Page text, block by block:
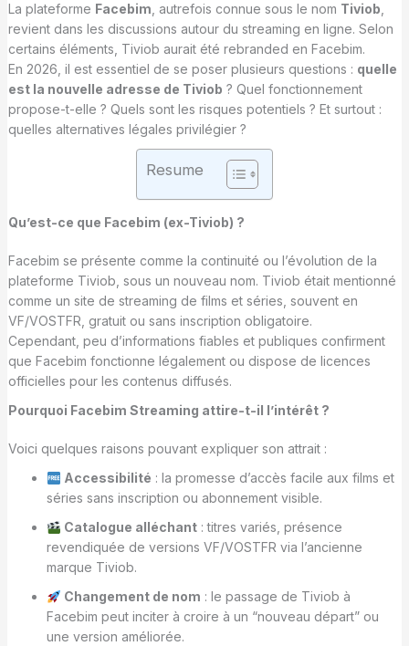
La plateforme Facebim , autrefois connue sous le nom Tiviob
revient dans les discussions autour du streaming en ligne. Selon
certains éléments, Tiviob aurait été rebranded en Facebim.
En 2026, il est essentiel de se poser plusieurs questions : quelle
est la nouvelle adresse de Tiviob ? Quel fonctionnement
propose-t-elle ? Quels sont les risques potentiels ? Et surtout :
quelles alternatives légales privilégier ?
Resume
Qu’est-ce que Facebim (ex-Tiviob) ?
Facebim se présente comme la continuité ou l’évolution de la
plateforme Tiviob, sous un nouveau nom. Tiviob était mentionné
comme un site de streaming de films et séries, souvent en
VF/VOSTFR, gratuit ou sans inscription obligatoire.
Cependant, peu d’informations fiables et publiques confirment
que Facebim fonctionne légalement ou dispose de licences
officielles pour les contenus diffusés.
Pourquoi Facebim Streaming attire-t-il l’intérêt ?
Voici quelques raisons pouvant expliquer son attrait :
Accessibilité : la promesse d’accès facile aux films et
séries sans inscription ou abonnement visible.
Catalogue alléchant : titres variés, présence
revendiquée de versions VF/VOSTFR via l’ancienne
marque Tiviob.
Changement de nom : le passage de Tiviob à
Facebim peut inciter à croire à un “nouveau départ” ou
une version améliorée.